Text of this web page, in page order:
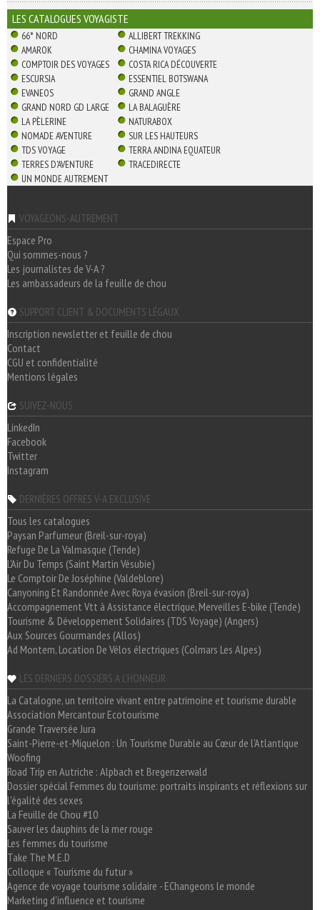
LES CATALOGUES VOYAGISTE
66° NORD
ALLIBERT TREKKING
AMAROK
CHAMINA VOYAGES
COMPTOIR DES VOYAGES
COSTA RICA DÉCOUVERTE
ESCURSIA
ESSENTIEL BOTSWANA
EVANEOS
GRAND ANGLE
GRAND NORD GD LARGE
LA BALAGUÈRE
LA PÈLERINE
NATURABOX
NOMADE AVENTURE
SUR LES HAUTEURS
TDS VOYAGE
TERRA ANDINA EQUATEUR
TERRES D'AVENTURE
TRACEDIRECTE
UN MONDE AUTREMENT
VOYAGEONS-AUTREMENT
Espace Pro
Qui sommes-nous ?
Les journalistes de V-A ?
Les ambassadeurs de la feuille de chou
SUPPORT CLIENT & DOCUMENTS LÉGAUX
Inscription newsletter et feuille de chou
Contact
CGU et confidentialité
Mentions légales
SUIVEZ-NOUS
LinkedIn
Facebook
Twitter
Instagram
DERNIÈRES OFFRES V-A EXCLUSIVE
Tous les catalogues
Paysan Parfumeur (Breil-sur-roya)
Refuge De La Valmasque (Tende)
L'Air Du Temps (Saint Martin Vésubie)
Le Comptoir De Joséphine (Valdeblore)
Canyoning Et Randonnée Avec Roya évasion (Breil-sur-roya)
Accompagnement Vtt à Assistance électrique, Merveilles E-bike (Tende)
Tourisme & Développement Solidaires (TDS Voyage) (Angers)
Aux Sources Gourmandes (Allos)
Ad Montem, Location De Vélos électriques (Colmars Les Alpes)
LES DERNIERS DOSSIERS A L'HONNEUR
La Catalogne, un territoire vivant entre patrimoine et tourisme durable
Association Mercantour Ecotourisme
Grande Traversée Jura
Saint-Pierre-et-Miquelon : Un Tourisme Durable au Cœur de l'Atlantique
Woofing
Road Trip en Autriche : Alpbach et Bregenzerwald
Dossier spécial Femmes du tourisme: portraits inspirants et réflexions sur
l'égalité des sexes
La Feuille de Chou #10
Sauver les dauphins de la mer rouge
Les femmes du tourisme
Take The M.E.D
Colloque « Tourisme du futur »
Agence de voyage tourisme solidaire - EChangeons le monde
Marketing d'influence et tourisme